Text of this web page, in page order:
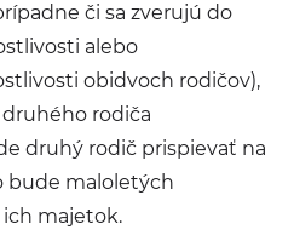
či sa zverujú do
alebo
obidvoch rodičov),
rodiča
druhý rodič prispievať na
bude maloletých
majetok.